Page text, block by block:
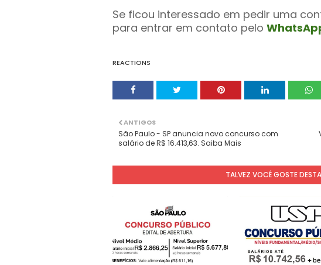
Se ficou interessado em pedir uma
para entrar em contato pelo
REACTIONS
ANTIGOS
São Paulo - SP anuncia novo concurso com
salário de R$ 16.413,63. Saiba Mais
TALVEZ VOCÊ GOSTE